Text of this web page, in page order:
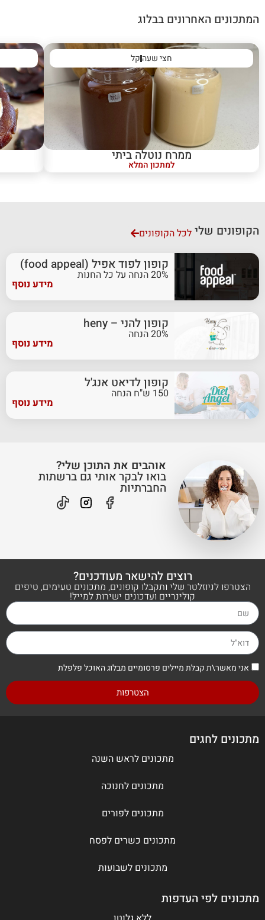
המתכונים האחרונים בבלוג
חצי שעהקל
ממרח נוטלה ביתי
למתכון המלא
הקופונים שלי לכל הקופונים
קופון לפוד אפיל (food appeal)
20% הנחה על כל החנות
מידע נוסף
קופון להני – heny
20% הנחה
מידע נוסף
קופון לדיאט אנג'ל
150 ש"ח הנחה
מידע נוסף
אוהבים את התוכן שלי?
בואו לבקר אותי גם ברשתות
החברתיות
רוצים להישאר מעודכנים?
הצטרפו לניוזלטר שלי ותקבלו קופונים, מתכונים טעימים, טיפים
קולינריים ועדכונים ישירות למייל!
אני מאשר\ת קבלת מיילים פרסומיים מבלוג האוכל פלפלת
הצטרפות
מתכונים לחגים
מתכונים לראש השנה
מתכונים לחנוכה
מתכונים לפורים
מתכונים כשרים לפסח
מתכונים לשבועות
מתכונים לפי העדפות